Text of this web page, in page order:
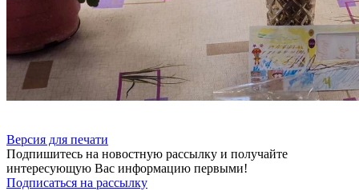
Версия для печати
Подпишитесь на новостную рассылку и получайте
интересующую Вас информацию первыми!
Подписаться на рассылку